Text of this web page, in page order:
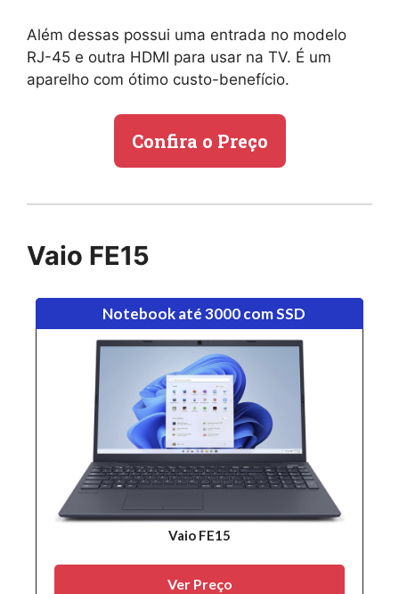
Além dessas possui uma entrada no modelo
RJ-45 e outra HDMI para usar na TV. É um
aparelho com ótimo custo-benefício.
Confira o Preço
Vaio FE15
Notebook até 3000 com SSD
Vaio FE15
Ver Preço